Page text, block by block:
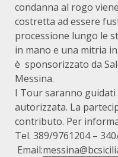
condanna al rogo
costretta ad essere
processione lungo le
in mano e una mitria
è sponsorizzato da
Messina.
I Tour saranno guidati
autorizzata. La
contributo. Per
Tel. 389/9761204 –
Email: